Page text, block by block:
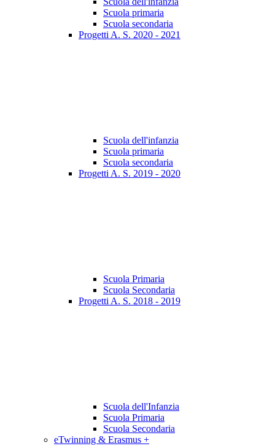
Scuola primaria
Scuola secondaria
Progetti A. S. 2020 - 2021
Scuola dell'infanzia
Scuola primaria
Scuola secondaria
Progetti A. S. 2019 - 2020
Scuola Primaria
Scuola Secondaria
Progetti A. S. 2018 - 2019
Scuola dell'Infanzia
Scuola Primaria
Scuola Secondaria
eTwinning & Erasmus +